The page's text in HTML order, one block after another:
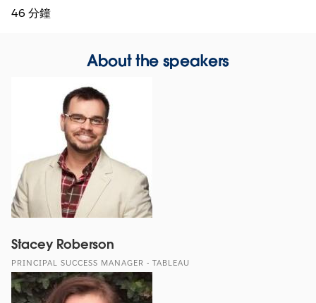
46 分鐘
About the speakers
Stacey Roberson
PRINCIPAL SUCCESS MANAGER - TABLEAU